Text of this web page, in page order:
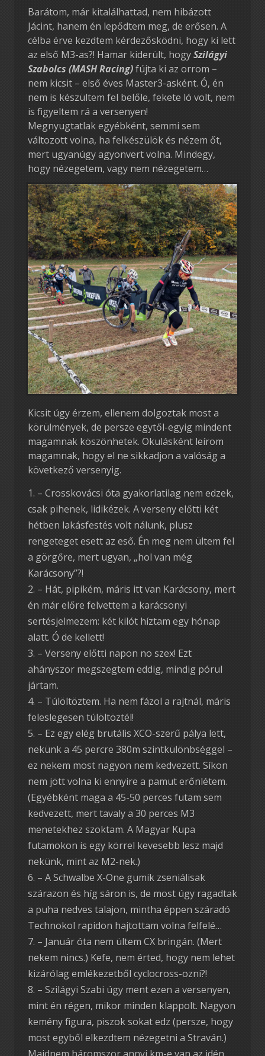
Barátom, már kitalálhattad, nem hibázott
Jácint, hanem én lepődtem meg, de erősen. A
célba érve kezdtem kérdezősködni, hogy ki lett
az első M3-as?! Hamar kiderült, hogySzilágyi
Szabolcs (MASH Racing)fújta ki az orrom –
nem kicsit – első éves Master3-asként. Ó, én
nem is készültem fel belőle, fekete ló volt, nem
is figyeltem rá a versenyen!
Megnyugtatlak egyébként, semmi sem
változott volna, ha felkészülök és nézem őt,
mert ugyanúgy agyonvert volna. Mindegy,
hogy nézegetem, vagy nem nézegetem…
Kicsit úgy érzem, ellenem dolgoztak most a
körülmények, de persze egytől-egyig mindent
magamnak köszönhetek. Okulásként leírom
magamnak, hogy el ne sikkadjon a valóság a
következő versenyig.
– Crosskovácsi óta gyakorlatilag nem edzek,
csak pihenek, lidikézek. A verseny előtti két
hétben lakásfestés volt nálunk, plusz
rengeteget esett az eső. Én meg nem ültem fel
a görgőre, mert ugyan, „hol van még
Karácsony”?!
– Hát, pipikém, máris itt van Karácsony, mert
én már előre felvettem a karácsonyi
sertésjelmezem: két kilót híztam egy hónap
alatt. Ó de kellett!
– Verseny előtti napon no szex! Ezt
ahányszor megszegtem eddig, mindig pórul
jártam.
– Túlöltöztem. Ha nem fázol a rajtnál, máris
feleslegesen túlöltöztél!
– Ez egy elég brutális XCO-szerű pálya lett,
nekünk a 45 percre 380m szintkülönbséggel –
ez nekem most nagyon nem kedvezett. Síkon
nem jött volna ki ennyire a pamut erőnlétem.
(Egyébként maga a 45-50 perces futam sem
kedvezett, mert tavaly a 30 perces M3
menetekhez szoktam. A Magyar Kupa
futamokon is egy körrel kevesebb lesz majd
nekünk, mint az M2-nek.)
– A Schwalbe X-One gumik zseniálisak
szárazon és híg sáron is, de most úgy ragadtak
a puha nedves talajon, mintha éppen száradó
Technokol rapidon hajtottam volna felfelé…
– Január óta nem ültem CX bringán. (Mert
nekem nincs.) Kefe, nem érted, hogy nem lehet
kizárólag emlékezetből cyclocross-ozni?!
– Szilágyi Szabi úgy ment ezen a versenyen,
mint én régen, mikor minden klappolt. Nagyon
kemény figura, piszok sokat edz (persze, hogy
most egyből elkezdtem nézegetni a Straván.)